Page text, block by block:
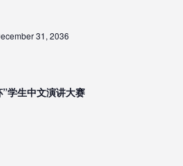
31, 2036
学生中文演讲大赛